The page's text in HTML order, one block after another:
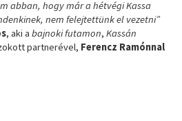
abban, hogy már a hétvégi Kassa
nem felejtettünk el vezetni”
, aki abajnoki futamon,Kassán
partnerével, Ferencz Ramónnal